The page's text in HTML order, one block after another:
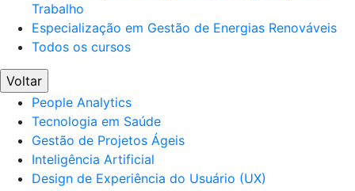
Trabalho
Especialização em Gestão de Energias Renováveis
Todos os cursos
Voltar
People Analytics
Tecnologia em Saúde
Gestão de Projetos Ágeis
Inteligência Artificial
Design de Experiência do Usuário (UX)